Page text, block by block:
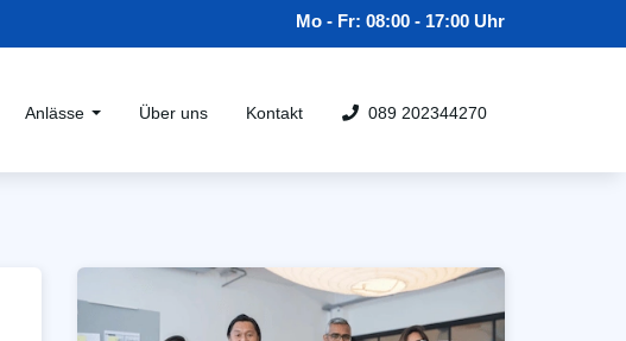
Mo - Fr: 08:00 - 17:00 Uhr
Anlässe Über uns Kontakt 089 202344270